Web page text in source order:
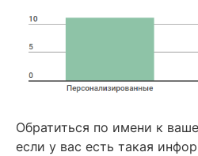
Обратиться по имени к
если у вас есть такая